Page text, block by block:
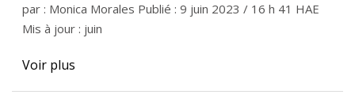
par : Monica Morales Publié : 9 juin 2023 / 16 h 41 HAE
Mis à jour : juin
Voir plus